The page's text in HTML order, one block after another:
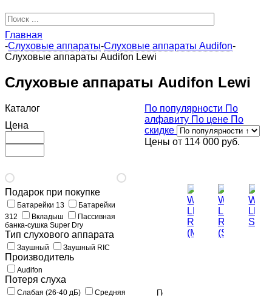
Главная
-Слуховые аппараты-Слуховые аппараты Audifon-
Слуховые аппараты Audifon Lewi
Слуховые аппараты Audifon Lewi
Каталог
Цена
Подарок при покупке
Батарейки 13
Батарейки
312
Вкладыш
Пассивная
банка-сушка Super Dry
Тип слухового аппарата
Заушный Заушный RIC
Производитель
Audifon
Потеря слуха
Слабая (26-40 дБ)
Средняя
По популярности По
алфавиту По цене По
скидке
Цены от 114 000 руб.
R
По